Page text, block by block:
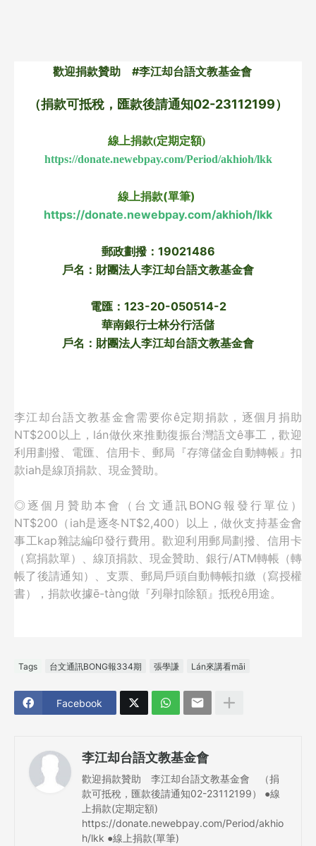
歡迎捐款贊助　#李江却台語文教基金會
（捐款可抵稅，匯款後請通知02-23112199）
https://donate.newebpay.com/Period/akhioh/lkk
https://donate.newebpay.com/akhioh/lkk
郵政劃撥：19021486
戶名：財團法人李江却台語文教基金會
電匯：123-20-050514-2
華南銀行士林分行活儲
戶名：財團法人李江却台語文教基金會
李江却台語文教基金會需要你ê定期捐款，逐個月捐助
NT$200以上，lán做伙來推動復振台灣語文ê事工，歡迎
利用劃撥、電匯、信用卡、郵局『存簿儲金自動轉帳』扣
款iah是線頂捐款、現金贊助。
◎逐個月贊助本會（台文通訊BONG報發行單位）
NT$200（iah是逐冬NT$2,400）以上，做伙支持基金會
事工kap雜誌編印發行費用。歡迎利用郵局劃撥、信用卡
（寫捐款單）、線頂捐款、現金贊助、銀行/ATM轉帳（轉
帳了後請通知）、支票、郵局戶頭自動轉帳扣繳（寫授權
書），捐款收據ē-tàng做『列舉扣除額』抵稅ê用途。
Tags 台文通訊BONG報334期 張學謙 Lán來講看māi
Facebook
李江却台語文教基金會
歡迎捐款贊助 李江却台語文教基金會 （捐
款可抵稅，匯款後請通知02-23112199） ●線
上捐款(定期定額)
https://donate.newebpay.com/Period/akhio
h/lkk ●線上捐款(單筆)